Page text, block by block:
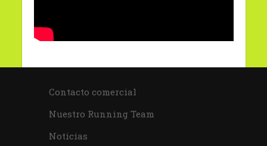
Contacto comercial
Nuestro Running Team
Noticias